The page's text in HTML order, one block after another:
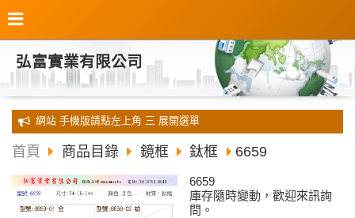
弘富實業有限公司
全新 網站 手機版請點左上角 三 展開選單
首頁 商品目錄 鏡框 鈦框 6659
6659
庫存隨時變動，歡迎來訊詢
問。